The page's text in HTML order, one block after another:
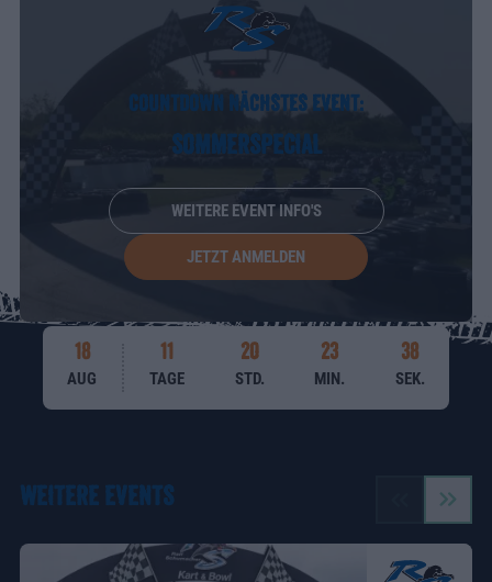
COUNTDOWN NÄCHSTES EVENT:
SOMMERSPECIAL
WEITERE EVENT INFO'S
JETZT ANMELDEN
18
AUG
11
TAGE
20
STD.
23
MIN.
35
SEK.
WEITERE EVENTS